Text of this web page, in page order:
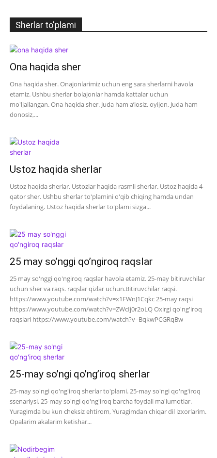
Sherlar to'plami
Ona haqida sher
Ona haqida sher. Onajonlarimiz uchun eng sara sherlarni havola
etamiz. Ushbu sherlar bolajonlar hamda kattalar uchun
mo'ljallangan. Ona haqida sher. Juda ham a’losiz, oyijon, Juda ham
donosiz,...
Ustoz haqida sherlar
Ustoz haqida sherlar. Ustozlar haqida rasmli sherlar. Ustoz haqida 4-
qator sher. Ushbu sherlar to'plamini o'qib chiqing hamda undan
foydalaning. Ustoz haqida sherlar to'plami sizga...
25 may so’nggi qo’ngiroq raqslar
25 may so'nggi qo'ngiroq raqslar havola etamiz. 25-may bitiruvchilar
uchun sher va raqs. raqslar qizlar uchun.Bitiruvchilar raqsi.
https://www.youtube.com/watch?v=x1FWnJ1Cqkc 25-may raqsi
https://www.youtube.com/watch?v=ZWcIj0r2oLQ Oxirgi qo'ng'iroq
raqslari https://www.youtube.com/watch?v=BqkwPCGRqBw
25-may so’ngi qo’ng’iroq sherlar
25-may so'ngi qo'ng'iroq sherlar to'plami. 25-may so'ngi qo'ng'iroq
ssenariysi, 25-may so'ngi qo'ng'iroq barcha foydali ma'lumotlar.
Yuragimda bu kun cheksiz ehtirom, Yuragimdan chiqar dil izxorlarim.
Opalarim akalarim ketishar...